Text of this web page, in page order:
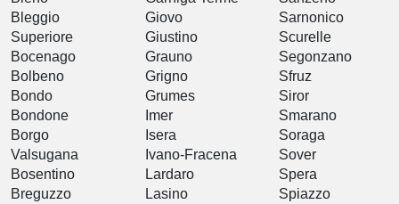
Bleggio
Superiore
Bocenago
Bolbeno
Bondo
Bondone
Borgo
Valsugana
Bosentino
Breguzzo
Giovo
Giustino
Grauno
Grigno
Grumes
Imer
Isera
Ivano-Fracena
Lardaro
Lasino
Sarnonico
Scurelle
Segonzano
Sfruz
Siror
Smarano
Soraga
Sover
Spera
Spiazzo